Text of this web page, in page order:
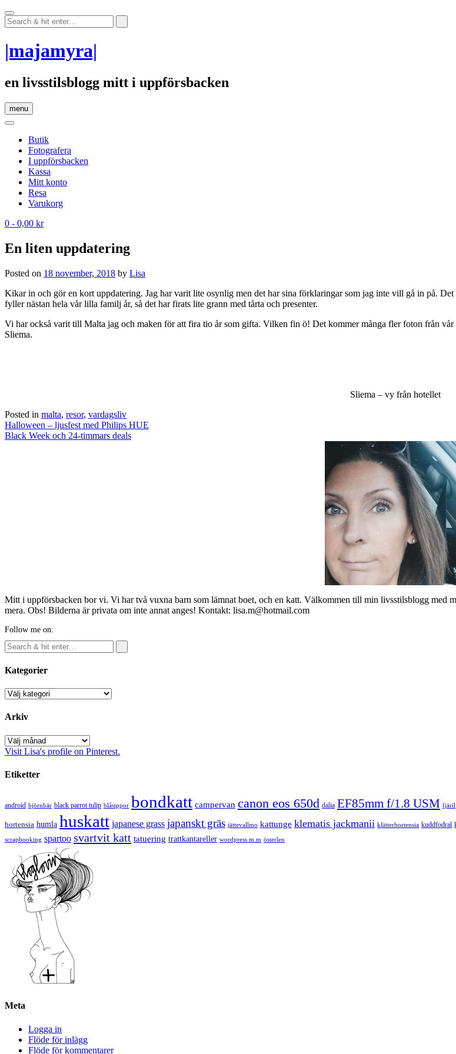
Skip
to
content
|majamyra|
en livsstilsblogg mitt i uppförsbacken
menu
Butik
Fotografera
I uppförsbacken
Kassa
Mitt konto
Resa
Varukorg
0 - 0,00 kr
En liten uppdatering
Posted on 18 november, 2018 by Lisa
Kikar in och gör en kort uppdatering. Jag har varit lite osynlig men det har sina förklaringar som jag inte vill gå in på.
fyller nästan hela vår lilla familj år, så det har firats lite grann med tårta och presenter.
Vi har också varit till Malta jag och maken för att fira tio år som gifta. Vilken fin ö! Det kommer många fler foton från
Sliema.
Sliema – vy från hotellet
Posted in malta, resor, vardagsliv
Post
navigation
Halloween – ljusfest med Philips HUE
Black Week och 24-timmars deals
Mitt i uppförsbacken bor vi. Vi har två vuxna barn som lämnat boet, och en katt. Välkommen till min livsstilsblogg med
mera. Obs! Bilderna är privata om inte annat anges! Kontakt: lisa.m@hotmail.com
Follow me on:
Kategorier
Kategorier
Arkiv
Arkiv
Visit Lisa's profile on Pinterest.
Etiketter
android björnbär black parrot tulip blåsippor bondkatt campervan canon eos 650d dalia EF85mm f/1.8 USM fjäril
hortensia humla huskatt japanese grass japanskt gräs jättevallmo kattunge klematis jackmanii klätterhortensia kuddfodral
scrapbooking spartoo svartvit katt tatuering trattkantareller wordpress m.m österlen
Meta
Logga in
Flöde för inlägg
Flöde för kommentarer